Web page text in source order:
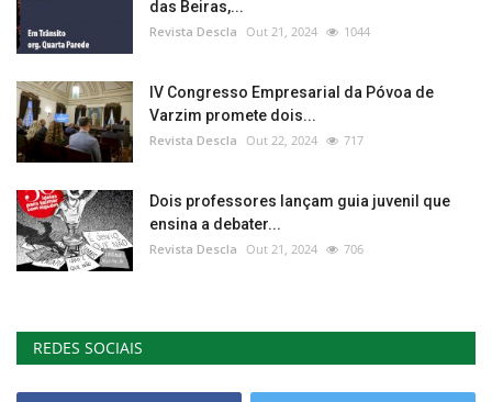
das Beiras,...
Revista Descla Out 21, 2024 1044
IV Congresso Empresarial da Póvoa de
Varzim promete dois...
Revista Descla Out 22, 2024 717
Dois professores lançam guia juvenil que
ensina a debater...
Revista Descla Out 21, 2024 706
REDES SOCIAIS